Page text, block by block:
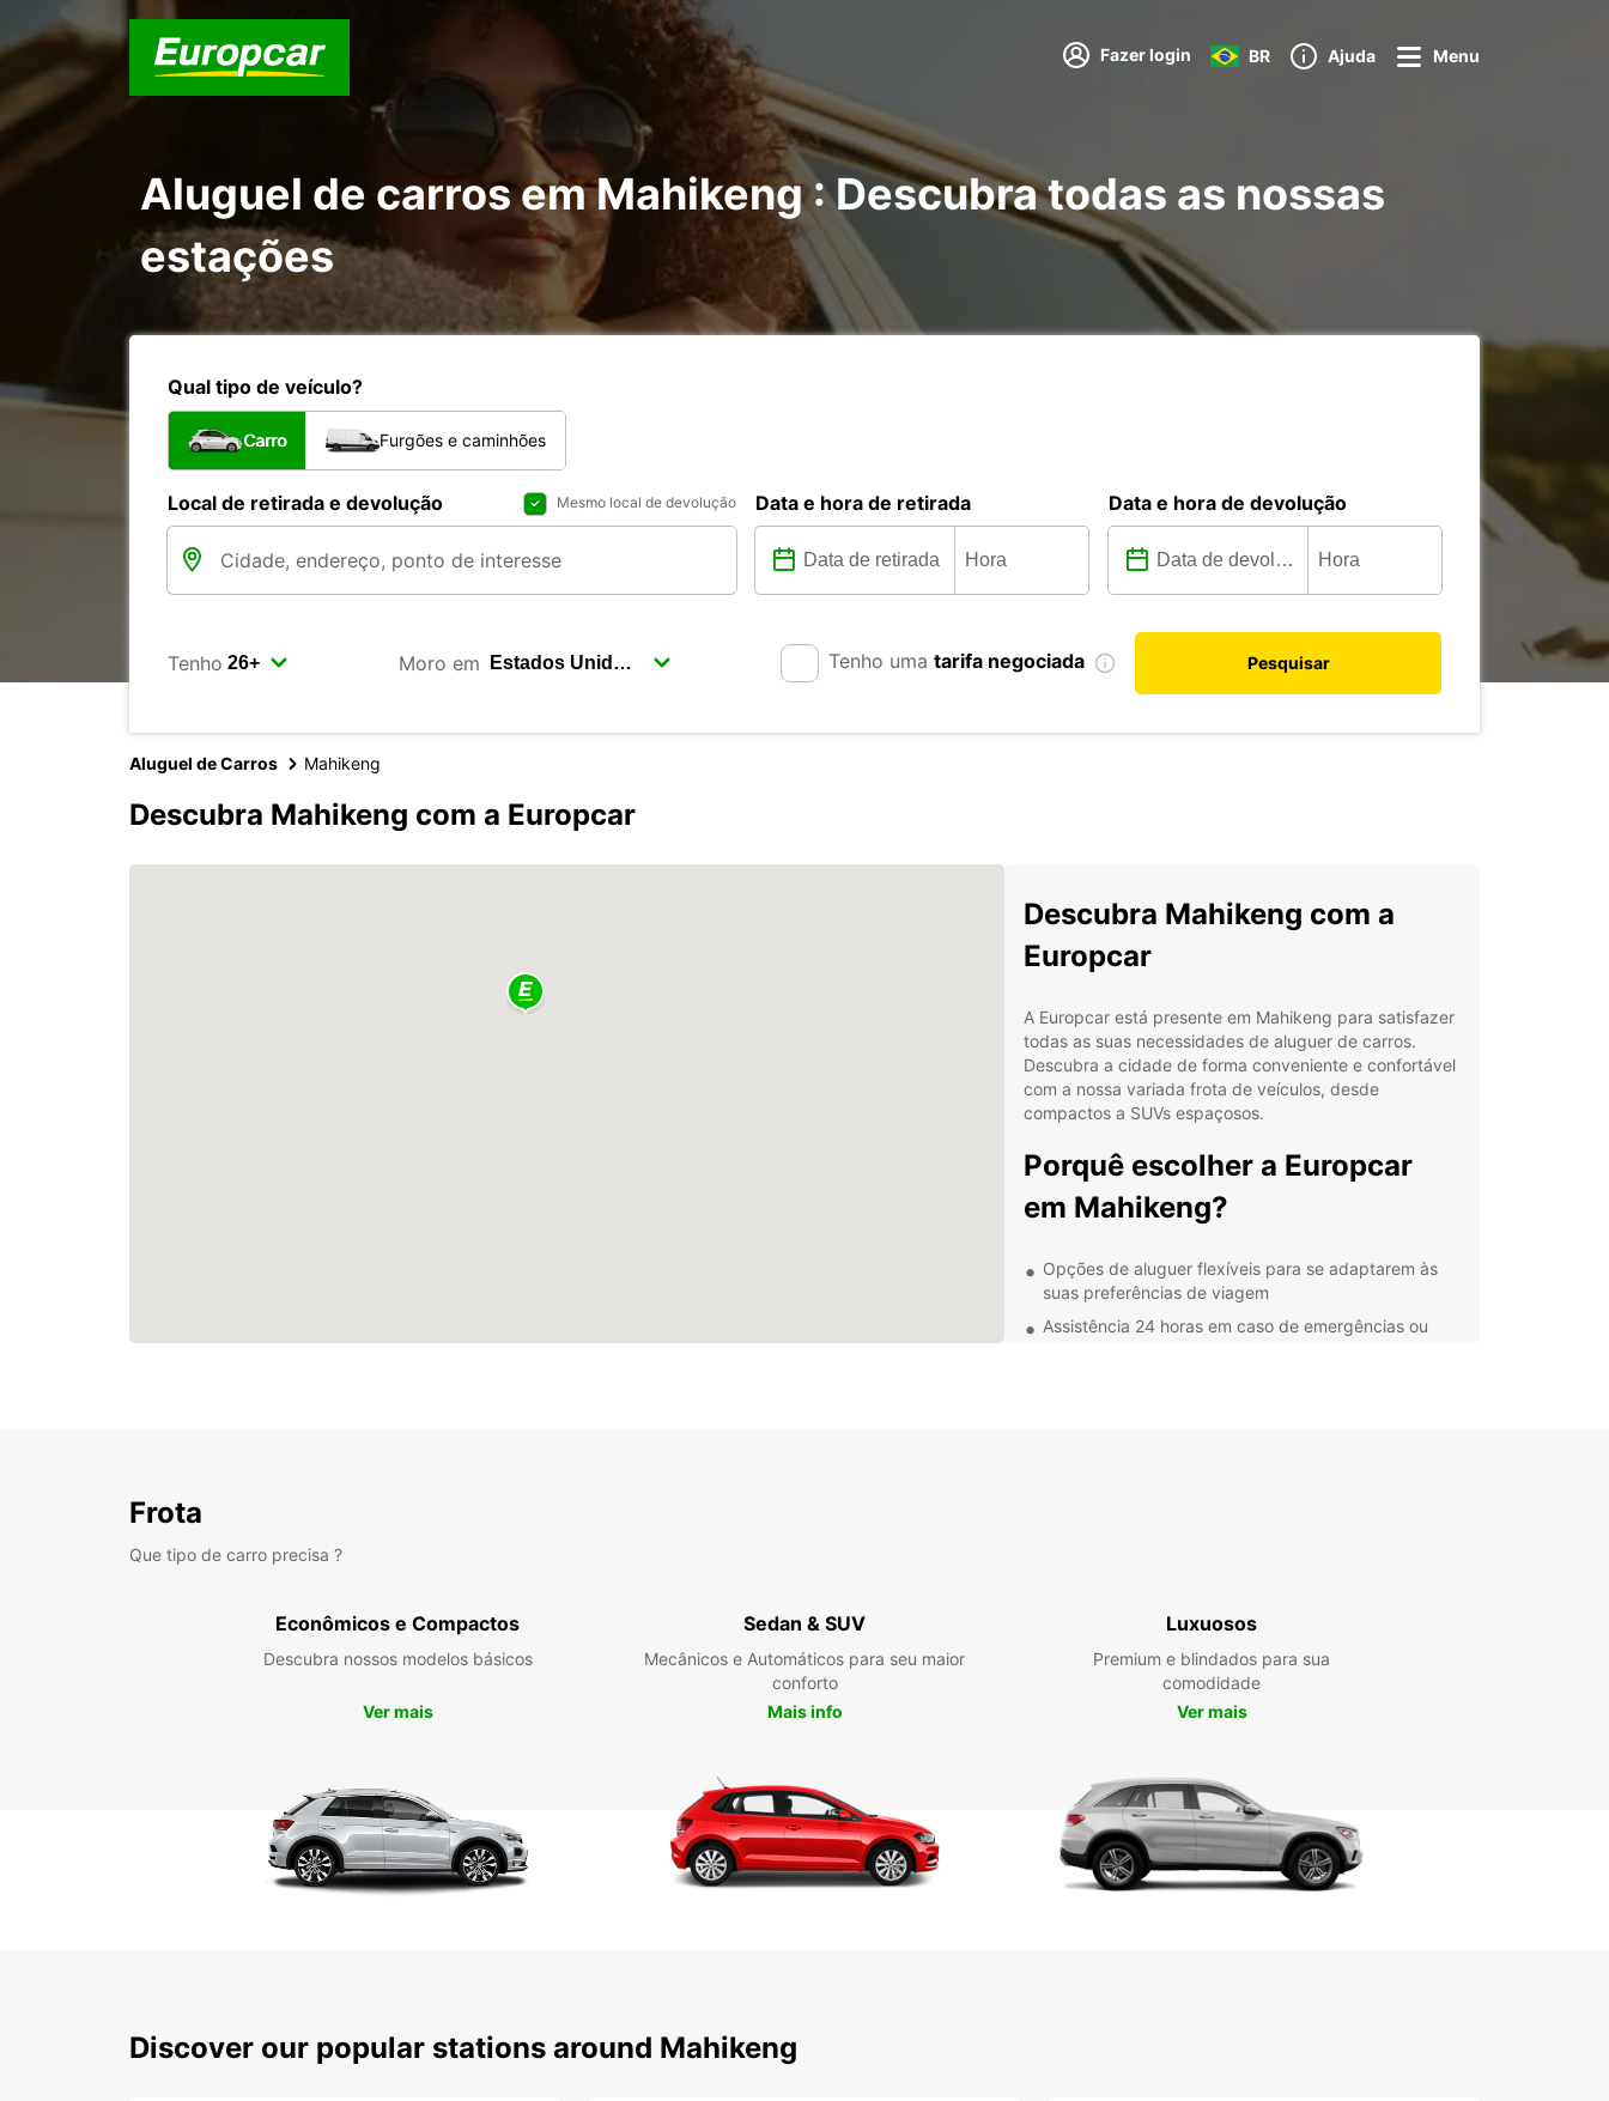
Fazer login BR Ajuda Menu
Aluguel de carros em Mahikeng : Descubra todas as nossas
estações
Qual tipo de veículo?
Carro Furgões e caminhões
Local de retirada e devolução Mesmo local de devolução Data e hora de retirada Data e hora de devolução
Tenho Moro em Tenho uma tarifa negociada Pesquisar
Aluguel de Carros Mahikeng
Descubra Mahikeng com a Europcar
Descubra Mahikeng com a
Europcar
A Europcar está presente em Mahikeng para satisfazer
todas as suas necessidades de aluguer de carros.
Descubra a cidade de forma conveniente e confortável
com a nossa variada frota de veículos, desde
compactos a SUVs espaçosos.
Porquê escolher a Europcar
em Mahikeng?
Opções de aluguer flexíveis para se adaptarem às
suas preferências de viagem
Assistência 24 horas em caso de emergências ou
carro da Europcar
Não perca a oportunidade de explorar as atracções
locais de Mahikeng com a liberdade e flexibilidade que
um carro alugado proporciona. Visite o Museu
Reserve o seu carro em
Mahikeng hoje mesmo
Frota
Que tipo de carro precisa ?
Econômicos e Compactos
Descubra nossos modelos básicos
Ver mais
Sedan & SUV
Mecânicos e Automáticos para seu maior
conforto
Mais info
Luxuosos
Premium e blindados para sua
comodidade
Ver mais
Discover our popular stations around Mahikeng